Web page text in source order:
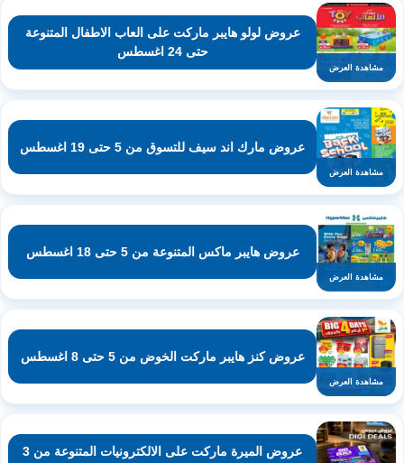
مشاهدة العرض
عروض لولو هايبر ماركت على العاب الاطفال المتنوعة
حتى 24 اغسطس
مشاهدة العرض
عروض مارك اند سيف للتسوق من 5 حتى 19 اغسطس
مشاهدة العرض
عروض هايبر ماكس المتنوعة من 5 حتى 18 اغسطس
مشاهدة العرض
عروض كنز هايبر ماركت الخوض من 5 حتى 8 اغسطس
عروض الميرة ماركت على الالكترونيات المتنوعة من 3